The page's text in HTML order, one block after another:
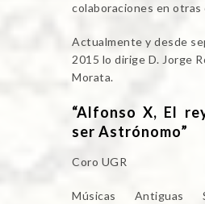
colaboraciones en otras
Actualmente y desde
2015 lo dirige D. Jorge
Morata.
“Alfonso X, El
ser Astrónomo”
Coro UGR
Músicas Antiguas